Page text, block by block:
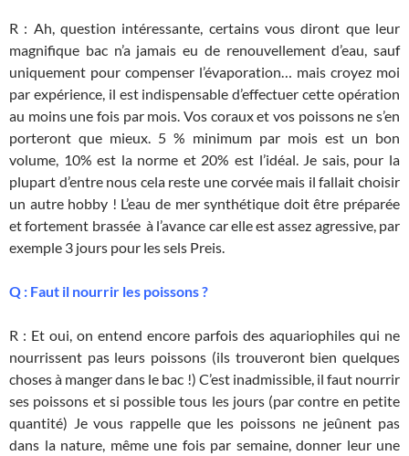
R : Ah, question intéressante, certains vous diront que leur
magnifique bac n’a jamais eu de renouvellement d’eau, sauf
uniquement pour compenser l’évaporation… mais croyez moi
par expérience, il est indispensable d’effectuer cette opération
au moins une fois par mois. Vos coraux et vos poissons ne s’en
porteront que mieux. 5 % minimum par mois est un bon
volume, 10% est la norme et 20% est l’idéal. Je sais, pour la
plupart d’entre nous cela reste une corvée mais il fallait choisir
un autre hobby ! L’eau de mer synthétique doit être préparée
et fortement brassée à l’avance car elle est assez agressive, par
exemple 3 jours pour les sels Preis.
Q : Faut il nourrir les poissons ?
R : Et oui, on entend encore parfois des aquariophiles qui ne
nourrissent pas leurs poissons (ils trouveront bien quelques
choses à manger dans le bac !) C’est inadmissible, il faut nourrir
ses poissons et si possible tous les jours (par contre en petite
quantité) Je vous rappelle que les poissons ne jeûnent pas
dans la nature, même une fois par semaine, donner leur une